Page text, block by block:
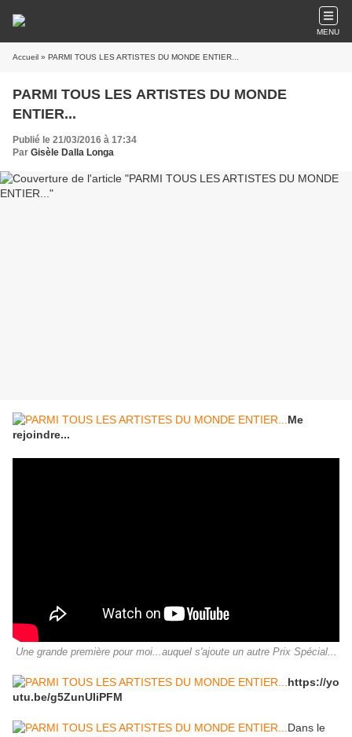
MENU
Accueil » PARMI TOUS LES ARTISTES DU MONDE ENTIER...
PARMI TOUS LES ARTISTES DU MONDE
ENTIER...
Publié le 21/03/2016 à 17:34
Par Gisèle Dalla Longa
Me
rejoindre...
Une grande première pour moi...auquel s'ajoute un autre Prix Spécial...
https://yo
utu.be/g5ZunUIiPFM
Dans le